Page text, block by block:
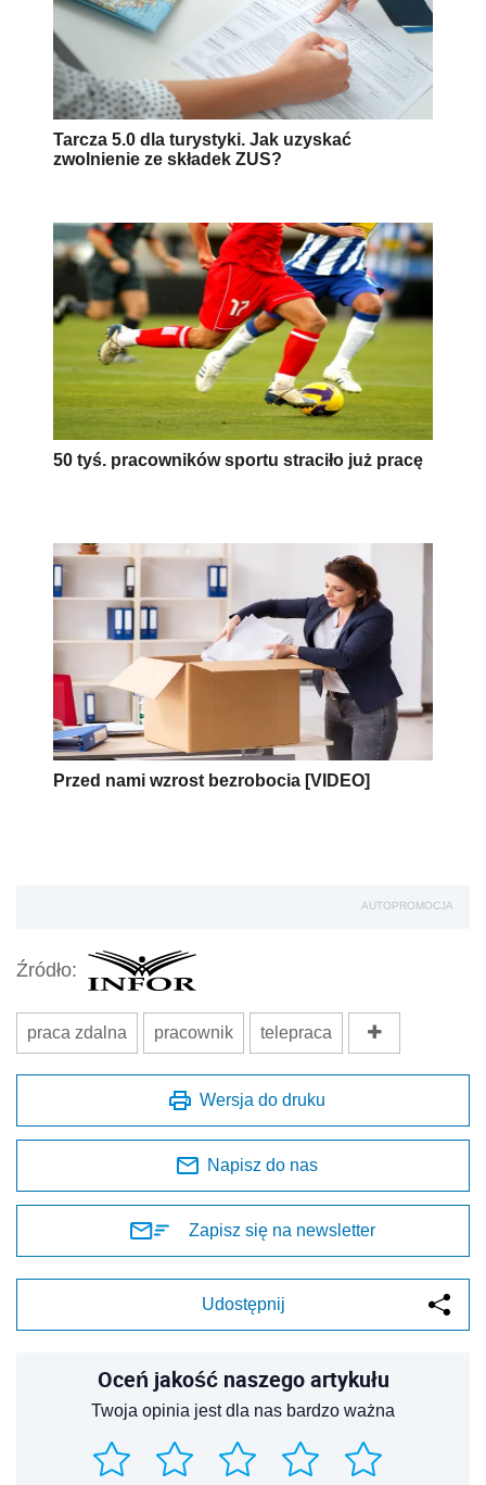
Tarcza 5.0 dla turystyki. Jak uzyskać
zwolnienie ze składek ZUS?
50 tyś. pracowników sportu straciło już pracę
Przed nami wzrost bezrobocia [VIDEO]
AUTOPROMOCJA
Źródło:
praca zdalna pracownik telepraca
Wersja do druku
Napisz do nas
Zapisz się na newsletter
Udostępnij
Oceń jakość naszego artykułu
Twoja opinia jest dla nas bardzo ważna